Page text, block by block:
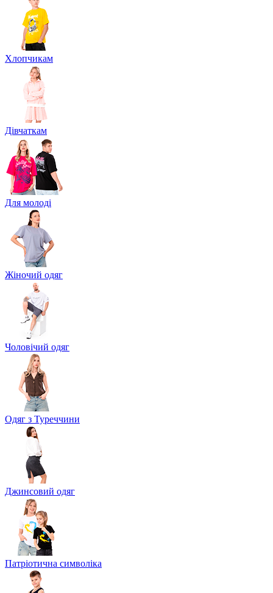
Хлопчикам
Дівчаткам
Для молоді
Жіночий одяг
Чоловічий одяг
Одяг з Туреччини
Джинсовий одяг
Патріотична символіка